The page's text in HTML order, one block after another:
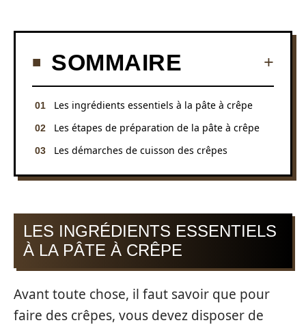
SOMMAIRE
Les ingrédients essentiels à la pâte à crêpe
Les étapes de préparation de la pâte à crêpe
Les démarches de cuisson des crêpes
LES INGRÉDIENTS ESSENTIELS
À LA PÂTE À CRÊPE
Avant toute chose, il faut savoir que pour
faire des crêpes, vous devez disposer de